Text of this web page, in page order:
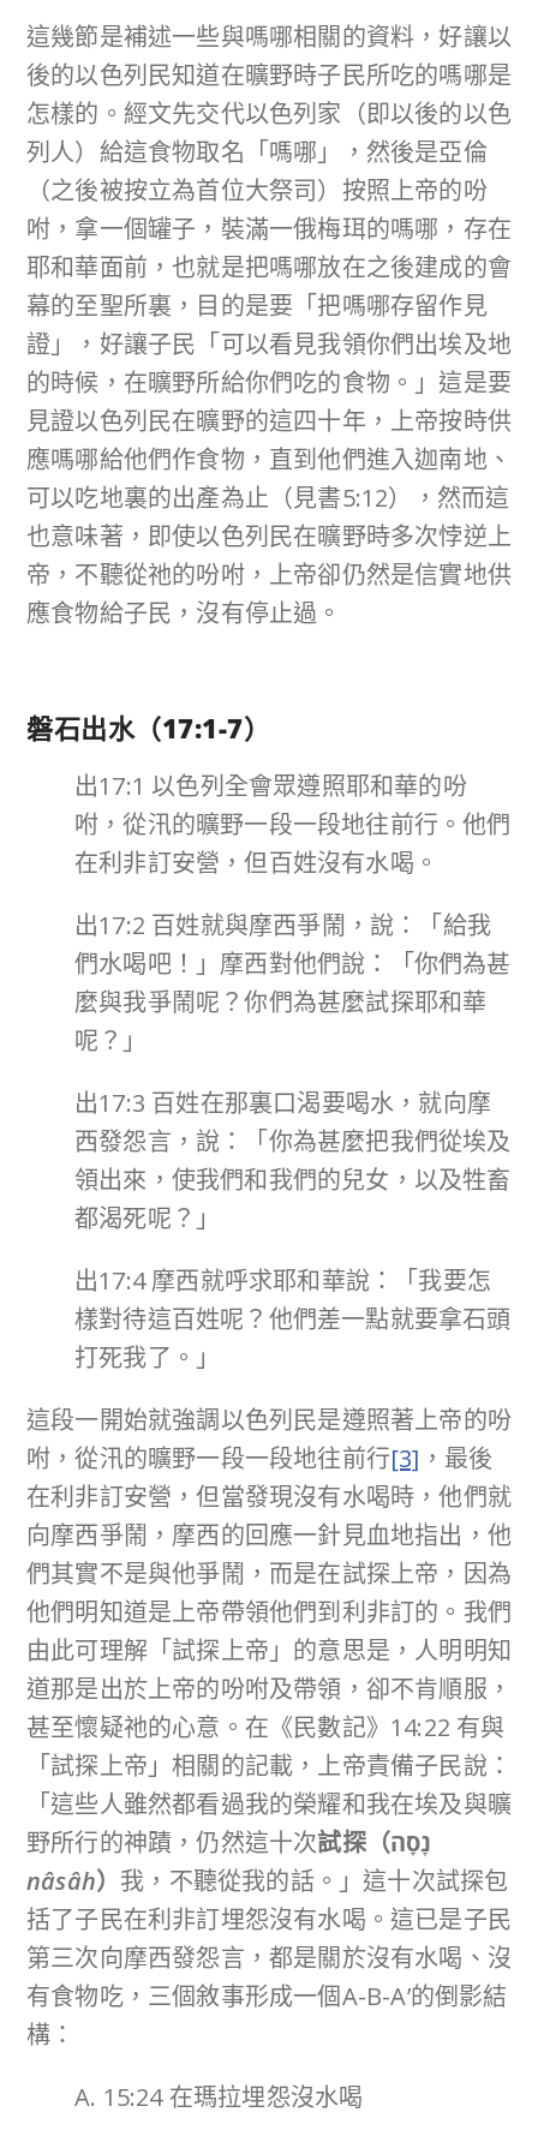
這幾節是補述一些與嗎哪相關的資料，好讓以
後的以色列民知道在曠野時子民所吃的嗎哪是
怎樣的。經文先交代以色列家（即以後的以色
列人）給這食物取名「嗎哪」，然後是亞倫
（之後被按立為首位大祭司）按照上帝的吩
咐，拿一個罐子，裝滿一俄梅珥的嗎哪，存在
耶和華面前，也就是把嗎哪放在之後建成的會
幕的至聖所裏，目的是要「把嗎哪存留作見
證」，好讓子民「可以看見我領你們出埃及地
的時候，在曠野所給你們吃的食物。」這是要
見證以色列民在曠野的這四十年，上帝按時供
應嗎哪給他們作食物，直到他們進入迦南地、
可以吃地裏的出產為止（見書5:12），然而這
也意味著，即使以色列民在曠野時多次悖逆上
帝，不聽從祂的吩咐，上帝卻仍然是信實地供
應食物給子民，沒有停止過。
磐石出水（17:1-7）
出17:1 以色列全會眾遵照耶和華的吩
咐，從汛的曠野一段一段地往前行。他們
在利非訂安營，但百姓沒有水喝。
出17:2 百姓就與摩西爭鬧，說：「給我
們水喝吧！」摩西對他們說：「你們為甚
麼與我爭鬧呢？你們為甚麼試探耶和華
呢？」
出17:3 百姓在那裏口渴要喝水，就向摩
西發怨言，說：「你為甚麼把我們從埃及
領出來，使我們和我們的兒女，以及牲畜
都渴死呢？」
出17:4 摩西就呼求耶和華說：「我要怎
樣對待這百姓呢？他們差一點就要拿石頭
打死我了。」
這段一開始就強調以色列民是遵照著上帝的吩
咐，從汛的曠野一段一段地往前行[3] ，最後
在利非訂安營，但當發現沒有水喝時，他們就
向摩西爭鬧，摩西的回應一針見血地指出，他
們其實不是與他爭鬧，而是在試探上帝，因為
他們明知道是上帝帶領他們到利非訂的。我們
由此可理解「試探上帝」的意思是，人明明知
道那是出於上帝的吩咐及帶領，卻不肯順服，
甚至懷疑祂的心意。在《民數記》14:22 有與
「試探上帝」相關的記載，上帝責備子民說：
「這些人雖然都看過我的榮耀和我在埃及與曠
野所行的神蹟，仍然這十次試探（נָסָה
nâsâh） 我，不聽從我的話。」這十次試探包
括了子民在利非訂埋怨沒有水喝。這已是子民
第三次向摩西發怨言，都是關於沒有水喝、沒
有食物吃，三個敘事形成一個A-B-A’的倒影結
構：
A. 15:24 在瑪拉埋怨沒水喝